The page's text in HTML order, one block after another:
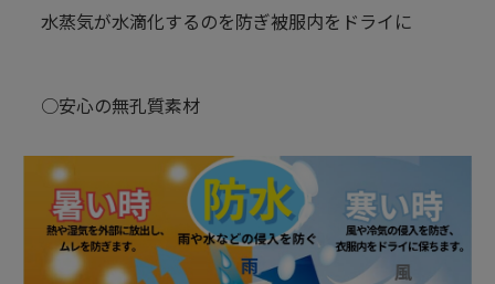
水蒸気が水滴化するのを防ぎ被服内をドライに
○安心の無孔質素材